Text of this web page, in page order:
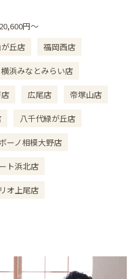
円～
丘店 福岡西店
横浜みなとみらい店
広尾店 帝塚山店
八千代緑が丘店
ボーノ相模大野店
ト浜北店
オ上尾店